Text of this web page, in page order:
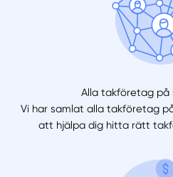
Alla takföretag på
Vi har samlat alla takföretag
att hjälpa dig hitta rätt